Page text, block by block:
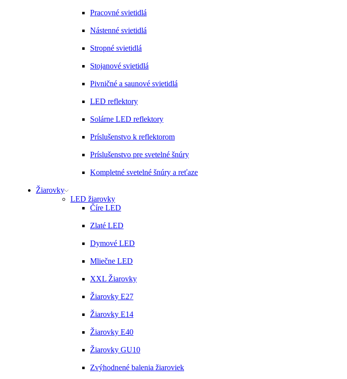
Pracovné svietidlá
Nástenné svietidlá
Stropné svietidlá
Stojanové svietidlá
Pivničné a saunové svietidlá
LED reflektory
Solárne LED reflektory
Príslušenstvo k reflektorom
Príslušenstvo pre svetelné šnúry
Kompletné svetelné šnúry a reťaze
Žiarovky
LED žiarovky
Číre LED
Zlaté LED
Dymové LED
Mliečne LED
XXL Žiarovky
Žiarovky E27
Žiarovky E14
Žiarovky E40
Žiarovky GU10
Zvýhodnené balenia žiaroviek